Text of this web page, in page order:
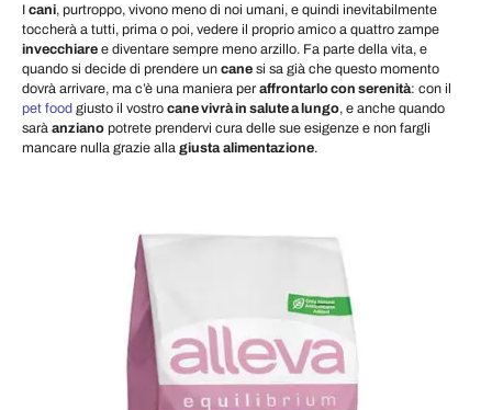
I cani, purtroppo, vivono meno di noi umani, e quindi inevitabilmente
toccherà a tutti, prima o poi, vedere il proprio amico a quattro zampe
invecchiare e diventare sempre meno arzillo. Fa parte della vita, e
quando si decide di prendere un cane si sa già che questo momento
dovrà arrivare, ma c’è una maniera per affrontarlo con serenità: con il
pet food giusto il vostro cane vivrà in salute a lungo, e anche quando
sarà anziano potrete prendervi cura delle sue esigenze e non fargli
mancare nulla grazie alla giusta alimentazione.